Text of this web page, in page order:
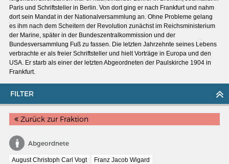
SCHIFFSTYPEN
Entwicklungen im europäischen Schiffbau
FILTER
Zurück zur Fraktion
Abgeordnete
August Christoph Carl Vogt
Franz Jacob Wigard
Paris und Schriftsteller in Berlin. Von dort ging er nach Frankfurt und nahm
dort sein Mandat in der Nationalversammlung an. Ohne Probleme gelang
es ihm nach dem Scheitern der Revolution zunächst im Reichsministerium
der Marine, später in der Bundeszentralkommission und der
Bundesversammlung Fuß zu fassen. Die letzten Jahrzehnte seines Lebens
verbrachte er als freier Schriftsteller und hielt Vorträge in Europa und den
USA. Er starb als einer der letzten Abgeordneten der Paulskirche 1904 in
Frankfurt.